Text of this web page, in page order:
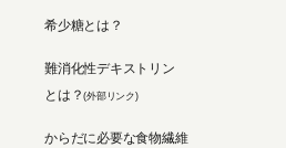
希少糖とは？
難消化性デキストリン
とは？(外部リンク)
からだに必要な食物繊維